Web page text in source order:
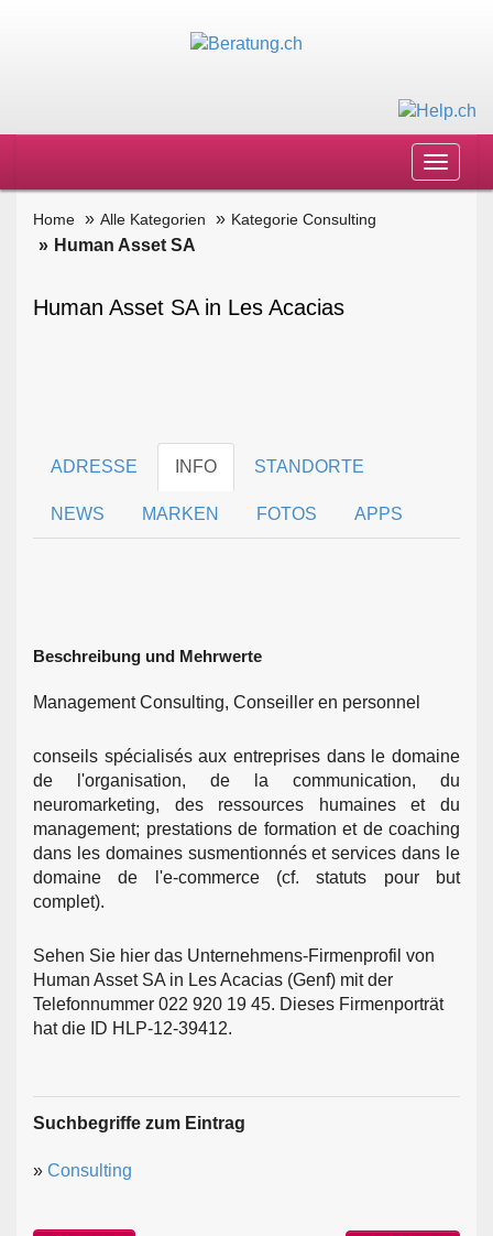
Toggle
Home Alle Kategorien Kategorie Consulting
Human Asset SA
Human Asset SA in Les Acacias
ADRESSE INFO STANDORTE
NEWS MARKEN FOTOS APPS
Beschreibung und Mehrwerte
Management Consulting, Conseiller en personnel
conseils spécialisés aux entreprises dans le domaine
de l'organisation, de la communication, du
neuromarketing, des ressources humaines et du
management; prestations de formation et de coaching
dans les domaines susmentionnés et services dans le
domaine de l'e-commerce (cf. statuts pour but
complet).
Sehen Sie hier das Unternehmens-Firmenprofil von
Human Asset SA in Les Acacias (Genf) mit der
Telefonnummer 022 920 19 45. Dieses Firmenporträt
hat die ID HLP-12-39412.
Suchbegriffe zum Eintrag
» Consulting